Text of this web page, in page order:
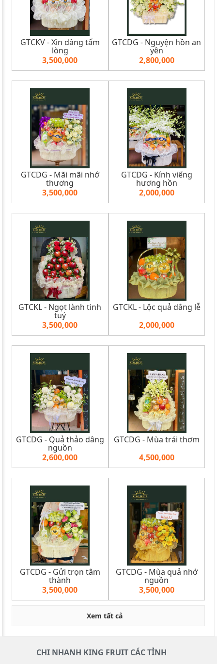
GTCKV - Xin dâng tấm
lòng
3,500,000
GTCDG - Nguyện hồn an
yên
2,800,000
GTCDG - Mãi mãi nhớ
thương
3,500,000
GTCDG - Kính viếng
hương hồn
2,000,000
GTCKL - Ngọt lành tinh
tuý
3,500,000
GTCKL - Lộc quả dâng lễ
2,000,000
GTCDG - Quả thảo dâng
nguồn
2,600,000
GTCDG - Mùa trái thơm
4,500,000
GTCDG - Gửi trọn tâm
thành
3,500,000
GTCDG - Mùa quả nhớ
nguồn
3,500,000
Xem tất cả
CHI NHANH KING FRUIT CÁC TỈNH